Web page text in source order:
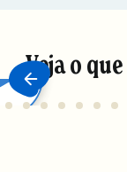
Veja o que